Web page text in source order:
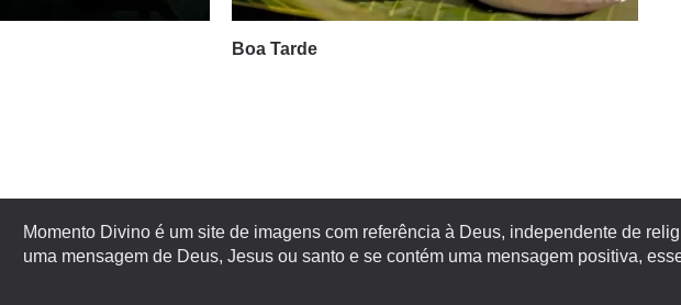
Boa Tarde
Momento Divino é um site de imagens com referência à Deus, independente de
uma mensagem de Deus, Jesus ou santo e se contém uma mensagem positiva,